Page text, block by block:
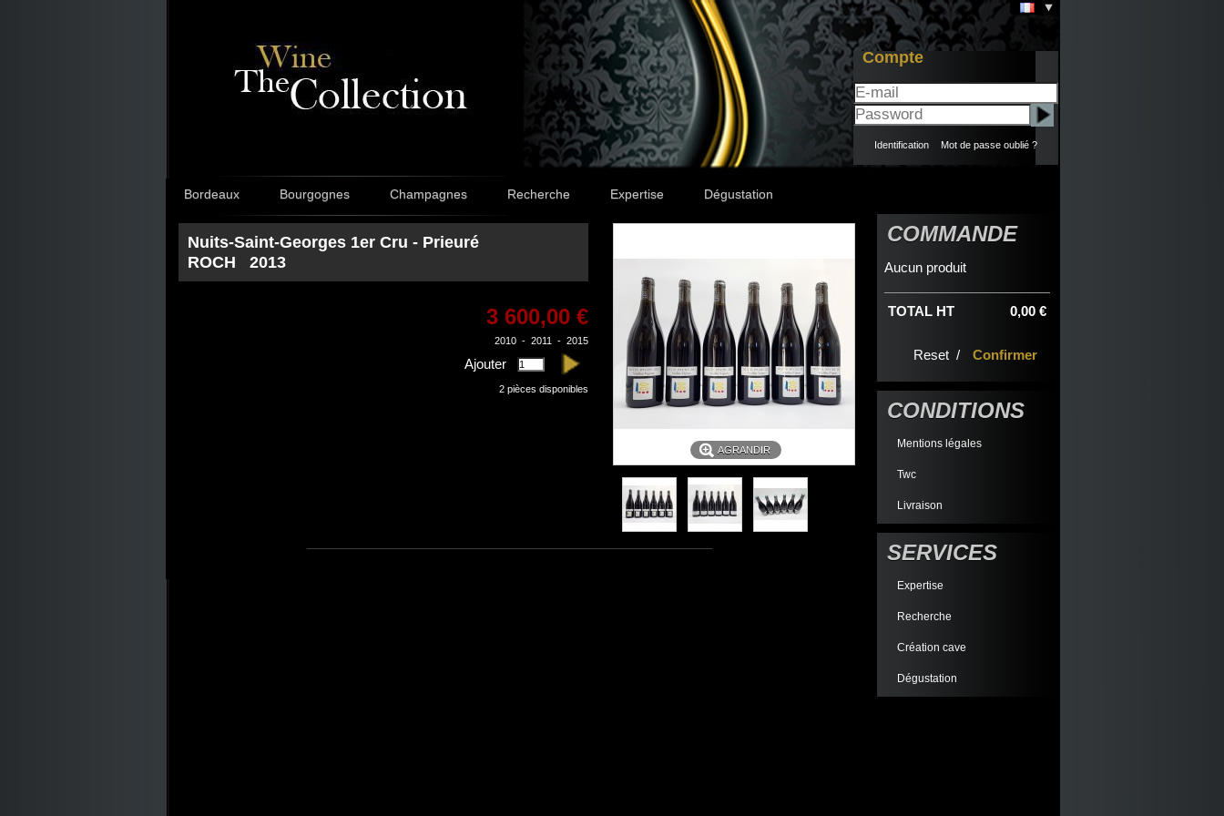
Compte
Identification Mot de passe oublié ?
Bordeaux Bourgognes Champagnes Recherche Expertise Dégustation
AGRANDIR
Nuits-Saint-Georges 1er Cru - Prieuré
ROCH 2013
3 600,00 €
2010 - 2011 - 2015
Ajouter
2 pièces disponibles
COMMANDE
Aucun produit
0,00 €
TOTAL HT
Reset / Confirmer
CONDITIONS
Mentions légales
Twc
Livraison
SERVICES
Expertise
Recherche
Création cave
Dégustation